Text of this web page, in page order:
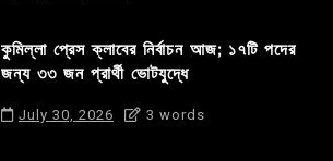
কুমিল্লা প্রেস ক্লাবের নির্বাচন আজ; ১৭টি পদের
জন্য ৩৩ জন প্রার্থী ভোটযুদ্ধে
July 30, 2026 3 words